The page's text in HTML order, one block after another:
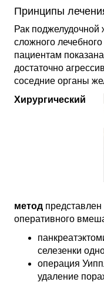
Принципы
Рак поджелудочной
сложного
пациентам
достаточно
соседние органы
Хирургический
метод
оперативного
селезенки
операция
удаление